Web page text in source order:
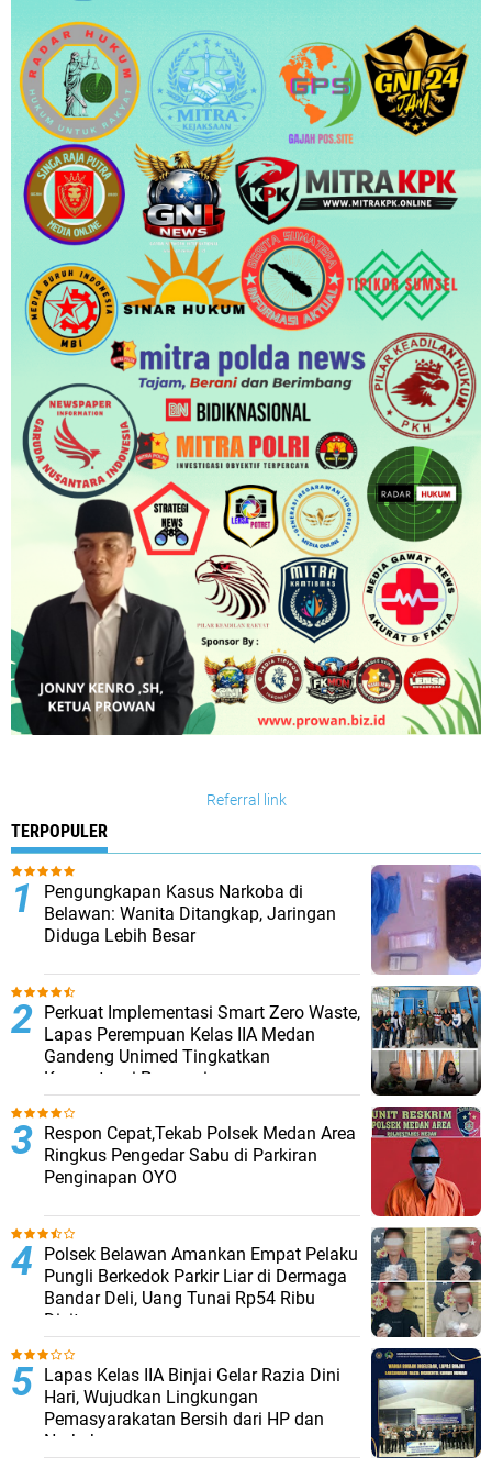
Referral link
TERPOPULER
Pengungkapan Kasus Narkoba di
Belawan: Wanita Ditangkap, Jaringan
Diduga Lebih Besar
Perkuat Implementasi Smart Zero Waste,
Lapas Perempuan Kelas IIA Medan
Gandeng Unimed Tingkatkan
Kompetensi Pegawai
Respon Cepat,Tekab Polsek Medan Area
Ringkus Pengedar Sabu di Parkiran
Penginapan OYO
Polsek Belawan Amankan Empat Pelaku
Pungli Berkedok Parkir Liar di Dermaga
Bandar Deli, Uang Tunai Rp54 Ribu
Disita
Lapas Kelas IIA Binjai Gelar Razia Dini
Hari, Wujudkan Lingkungan
Pemasyarakatan Bersih dari HP dan
Narkoba